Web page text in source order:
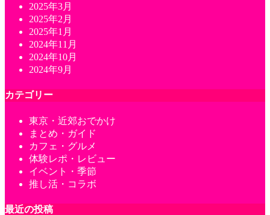
2025年3月
2025年2月
2025年1月
2024年11月
2024年10月
2024年9月
カテゴリー
東京・近郊おでかけ
まとめ・ガイド
カフェ・グルメ
体験レポ・レビュー
イベント・季節
推し活・コラボ
最近の投稿